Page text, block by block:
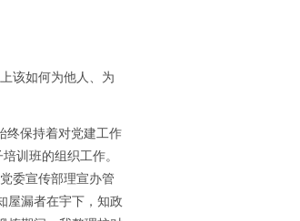
该如何为他人、为
终保持着对党建工作
训班的组织工作。
委宣传部理宣办管
屋漏者在宇下，知政